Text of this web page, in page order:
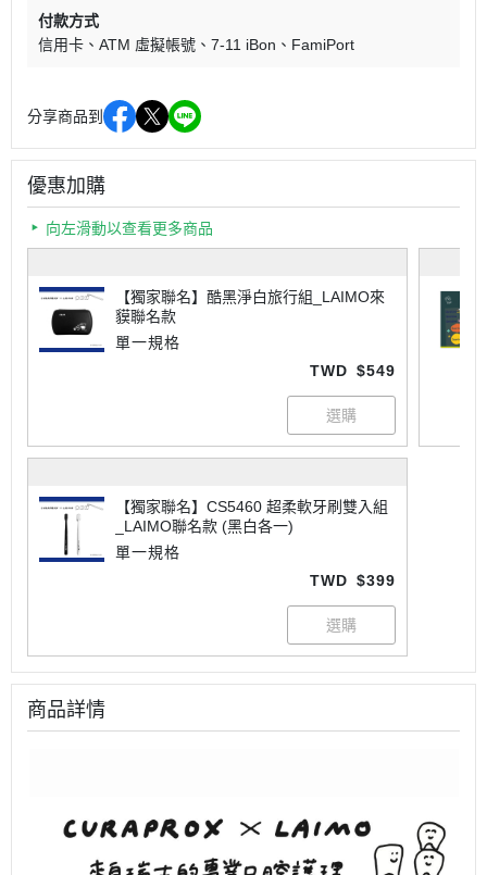
付款方式
信用卡
ATM 虛擬帳號 7-11 iBon FamiPort
分享商品到
優惠加購
向左滑動以查看更多商品
【獨家聯名】酷黑淨白旅行組_LAIMO來
貘聯名款
單一規格
TWD $549
【獨家聯名】CS5460 超柔軟牙刷雙入組
_LAIMO聯名款 (黑白各一)
單一規格
TWD $399
商品詳情